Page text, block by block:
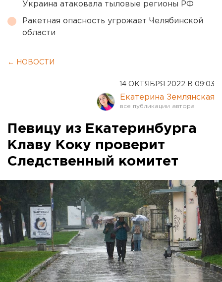
Украина атаковала тыловые регионы РФ
Ракетная опасность угрожает Челябинской
области
← НОВОСТИ
14 ОКТЯБРЯ 2022 В 09:03
Екатерина Землянская
Певицу из Екатеринбурга
Клаву Коку проверит
Следственный комитет